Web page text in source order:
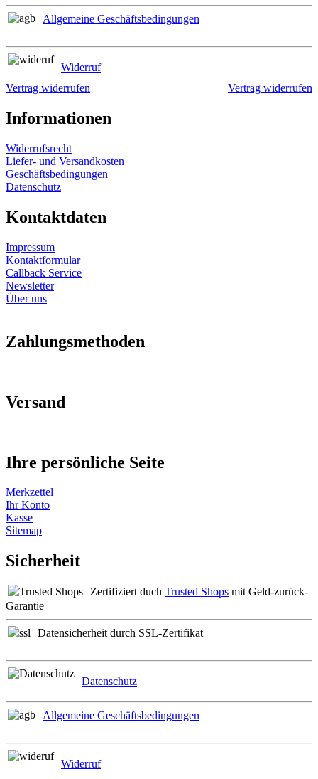
Allgemeine Geschäftsbedingungen
Widerruf
Vertrag widerrufen
Vertrag widerrufen
Informationen
Widerrufsrecht
Liefer- und Versandkosten
Geschäftsbedingungen
Datenschutz
Kontaktdaten
Impressum
Kontaktformular
Callback Service
Newsletter
Über uns
Zahlungsmethoden
Versand
Ihre persönliche Seite
Merkzettel
Ihr Konto
Kasse
Sitemap
Sicherheit
Zertifiziert duch Trusted Shops mit Geld-zurück-
Garantie
Datensicherheit durch SSL-Zertifikat
Datenschutz
Allgemeine Geschäftsbedingungen
Widerruf